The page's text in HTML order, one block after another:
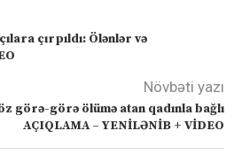
çırpıldı: Ölənlər və
Növbəti yazı
görə-görə ölümə atan qadınla bağlı
AÇIQLAMA – YENİLƏNİB + VİDEO